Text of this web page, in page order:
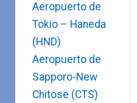
Aeropuerto de
Tokio – Haneda
(HND)
Aeropuerto de
Sapporo-New
Chitose (CTS)